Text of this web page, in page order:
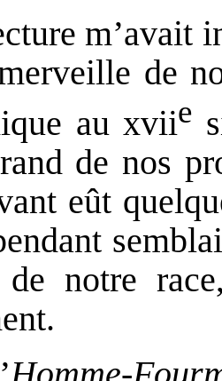
m’avait
de
au xviie
de nos
eût
de notre